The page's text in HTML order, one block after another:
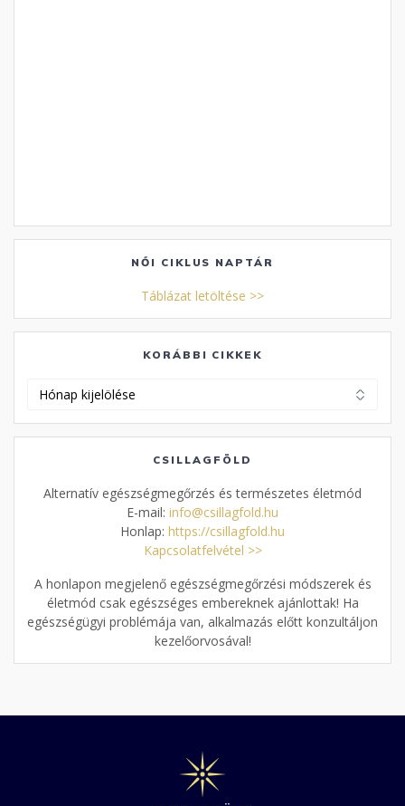
NŐI CIKLUS NAPTÁR
Táblázat letöltése >>
KORÁBBI CIKKEK
CSILLAGFÖLD
Alternatív egészségmegőrzés és természetes életmód
E-mail: info@csillagfold.hu
Honlap: https://csillagfold.hu
Kapcsolatfelvétel >>
A honlapon megjelenő egészségmegőrzési módszerek és
életmód csak egészséges embereknek ajánlottak! Ha
egészségügyi problémája van, alkalmazás előtt konzultáljon
kezelőorvosával!